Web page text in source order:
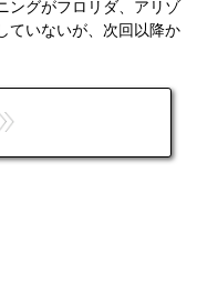
ングがフロリダ、アリゾ
ていないが、次回以降か